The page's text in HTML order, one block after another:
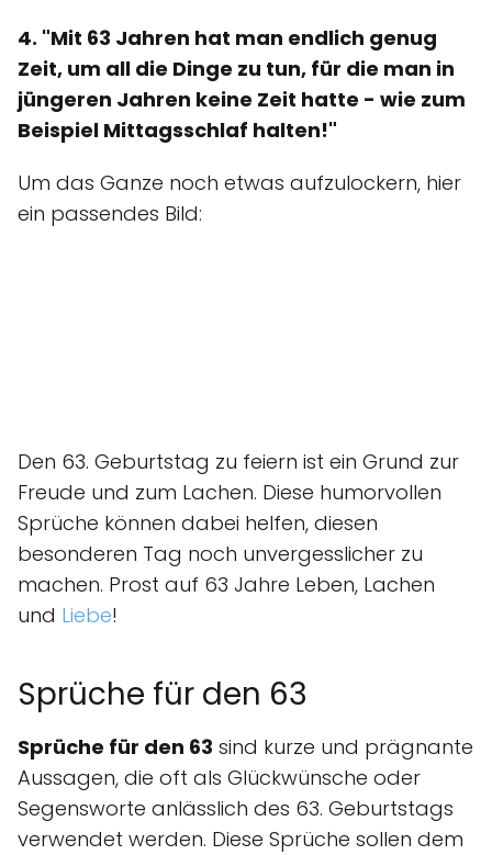
4. "Mit 63 Jahren hat man endlich genug
Zeit, um all die Dinge zu tun, für die man in
jüngeren Jahren keine Zeit hatte - wie zum
Beispiel Mittagsschlaf halten!"
Um das Ganze noch etwas aufzulockern, hier
ein passendes Bild:
Den 63. Geburtstag zu feiern ist ein Grund zur
Freude und zum Lachen. Diese humorvollen
Sprüche können dabei helfen, diesen
besonderen Tag noch unvergesslicher zu
machen. Prost auf 63 Jahre Leben, Lachen
und Liebe!
Sprüche für den 63
Sprüche für den 63 sind kurze und prägnante
Aussagen, die oft als Glückwünsche oder
Segensworte anlässlich des 63. Geburtstags
verwendet werden. Diese Sprüche sollen dem